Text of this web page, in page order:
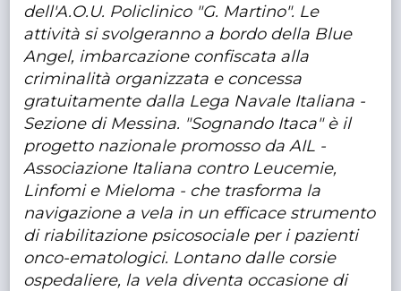
dell'A.O.U. Policlinico "G. Martino". Le
attività si svolgeranno a bordo della Blue
Angel, imbarcazione confiscata alla
criminalità organizzata e concessa
gratuitamente dalla Lega Navale Italiana -
Sezione di Messina. "Sognando Itaca" è il
progetto nazionale promosso da AIL -
Associazione Italiana contro Leucemie,
Linfomi e Mieloma - che trasforma la
navigazione a vela in un efficace strumento
di riabilitazione psicosociale per i pazienti
onco-ematologici. Lontano dalle corsie
ospedaliere, la vela diventa occasione di